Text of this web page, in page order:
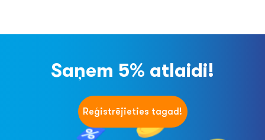
Saņem 5% atlaidi!
Reģistrējieties tagad!